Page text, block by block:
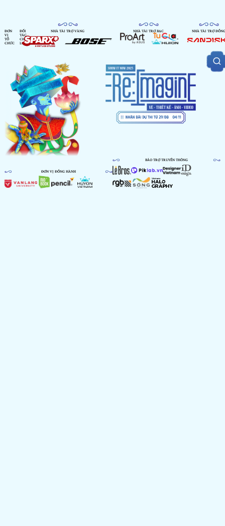
ĐƠN
VỊ
TỔ
CHỨC
ĐỐI
TÁC
CHIẾN
LƯỢC
NHÀ TÀI TRỢ VÀNG NHÀ TÀI TRỢ BẠC NHÀ TÀI TRỢ ĐỒNG
ĐƠN VỊ ĐỒNG HÀNH
BẢO TRỢ TRUYỀN THÔNG